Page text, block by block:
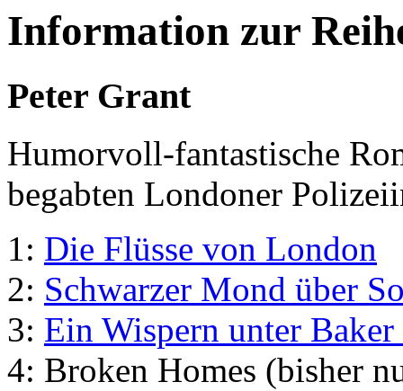
Information zur
Peter Grant
Humorvoll-fantastische
begabten Londoner
1: Die Flüsse von London
2: Schwarzer Mond über
3: Ein Wispern unter Baker
4: Broken Homes (bisher